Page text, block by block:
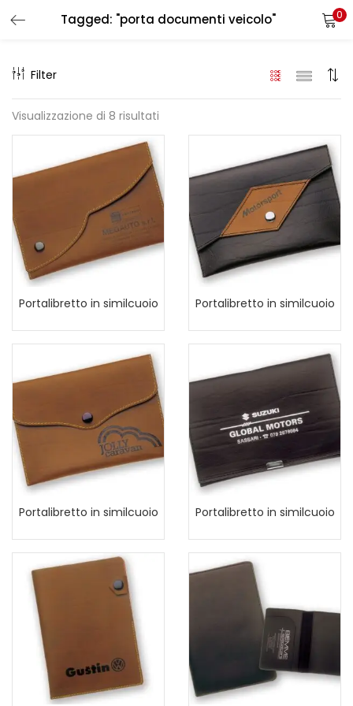
Tagged: "porta documenti veicolo" 0
Filter
Visualizzazione di 8 risultati
Portalibretto in similcuoio Portalibretto in similcuoio
Portalibretto in similcuoio Portalibretto in similcuoio
LOGIN REGISTER
Enter your username and password to login.
Login
Lost password?